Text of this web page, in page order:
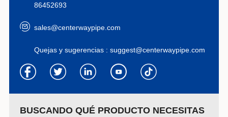
86452693
sales@centerwaypipe.com
Quejas y sugerencias : suggest@centerwaypipe.com
BUSCANDO QUÉ PRODUCTO NECESITAS